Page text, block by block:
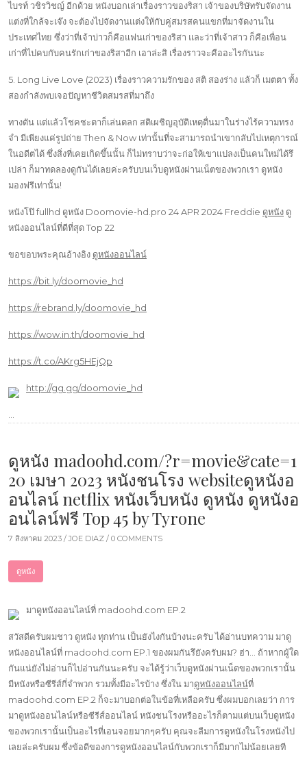
ไบรท์ วชิรวิชญ์ อีกด้วย หนังบอกเล่าเรื่องราวของริสา เจ้าของบริษัทรับจัดงาน
แต่งที่ใกล้จะเจ๊ง จะต้องไปจัดงานแต่งให้กับคู่สมรสคนแขกที่มาจัดงานใน
ประเทศไทย ซึ่งว่าที่เจ้าบ่าวก็คือแฟนเก่าของริสา และว่าที่เจ้าสาว ก็คือเพื่อน
เก่าที่ไปคบกับคนรักเก่าของริสาอีก เอาล่ะสิ เรื่องราวจะคืออะไรกันนะ
5. Long Live Love (2023) เรื่องราวความรักของ สติ สองร่าง แล้วก็ เมตตา ทั้ง
สองกำลังพบเจอปัญหาชีวิตสมรสที่มาถึง
ทางตัน แต่แล้วโชคชะตาก็เล่นตลก สติเผชิญอุบัติเหตุตื่นมาในร่างไร้ความทรง
จำ มีเพียงแค่รูปถ่าย Then & Now เท่านั้นที่จะสามารถนำเขากลับไปเหตุการณ์
ในอดีตได้ ซึ่งสิ่งที่เคยเกิดขึ้นนั้น ก็ไม่ทราบว่าจะก่อให้เขาแปลงเป็นคนใหม่ได้รึ
เปล่า ก็มาทดลองดูกันได้เลยค่ะครับบนเว็บดูหนังผ่านเน็ตของพวกเรา ดูหนัง
มองฟรีเท่านั้น!
หนังโป๊ fullhd ดูหนัง Doomovie-hd.pro 24 APR 2024 Freddie ดูหนัง ดู
หนังออนไลน์ที่ดีที่สุด Top 22
ขอขอบพระคุณอ้างอิง ดูหนังออนไลน์
https://bit.ly/doomovie_hd
https://rebrand.ly/doomovie_hd
https://wow.in.th/doomovie_hd
https://t.co/AKrg5HEjQp
http://gg.gg/doomovie_hd
…
ดูหนัง madoohd.com/?r=movie&cate=1
20 เมษา 2023 หนังชนโรง websiteดูหนังอ
อนไลน์ netflix หนังเว็บหนัง ดูหนัง ดูหนังอ
อนไลน์ฟรี Top 45 by Tyrone
7 สิงหาคม 2023 /JOE DIAZ / 0 COMMENTS
ดูหนัง
มาดูหนังออนไลน์ที่ madoohd.com EP.2
สวัสดีครับผมชาว ดูหนัง ทุกท่าน เป็นยังไงกันบ้างนะครับ ได้อ่านบทความ มาดู
หนังออนไลน์ที่ madoohd.com EP.1 ของผมกันรึยังครับผม? ฮ่า… ถ้าหากผู้ใด
กันแน่ยังไม่อ่านก็ไปอ่านกันนะครับ จะได้รู้ว่าเว็บดูหนังผ่านเน็ตของพวกเรานั้น
มีหนังหรือซีรีส์กี่จำพวก รวมทั้งมีอะไรบ้าง ซึ่งใน มาดูหนังออนไลน์ที่
madoohd.com EP.2 ก็จะมาบอกต่อในข้อที่เหลือครับ ซึ่งผมบอกเลยว่า การ
มาดูหนังออนไลน์หรือซีรีส์ออนไลน์ หนังชนโรงหรืออะไรก็ตามแต่บนเว็บดูหนัง
ของพวกเรานั้นเป็นอะไรที่เอนจอยมากๆครับ คุณจะลืมการดูหนังในโรงหนังไป
เลยล่ะครับผม ซึ่งข้อดีของการดูหนังออนไลน์กับพวกเราก็มีมากไม่น้อยเลยที